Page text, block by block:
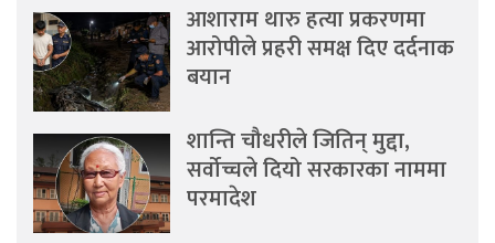
आशाराम थारु हत्या प्रकरणमा
आरोपीले प्रहरी समक्ष दिए दर्दनाक
बयान
शान्ति चौधरीले जितिन् मुद्दा,
सर्वोच्चले दियो सरकारका नाममा
परमादेश